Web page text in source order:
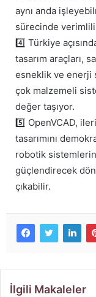
aynı anda
sürecinde
4️⃣ Türkiye
tasarım araçları,
esneklik ve enerji
çok malzemeli
değer taşıyor.
5️⃣ OpenVCAD,
tasarımını
robotik
güçlendirecek
çıkabilir.
İlgili Makaleler